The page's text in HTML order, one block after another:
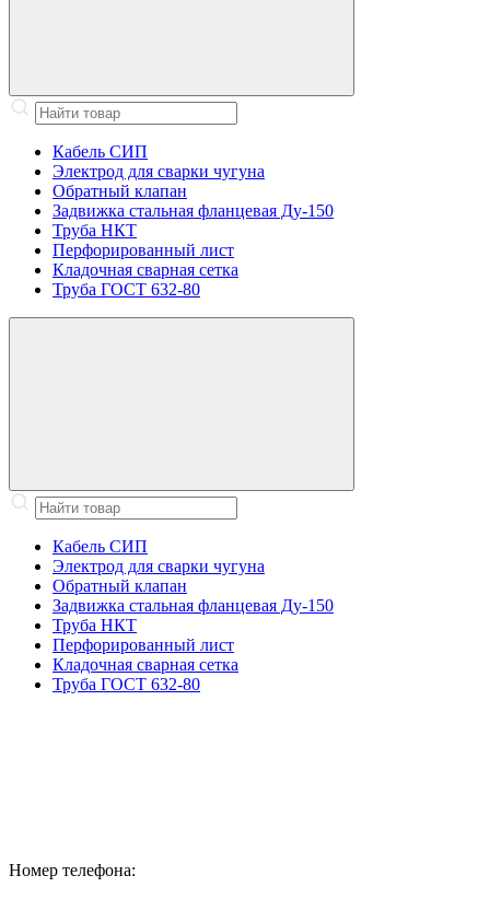
Кабель СИП
Электрод для сварки чугуна
Обратный клапан
Задвижка стальная фланцевая Ду-150
Труба НКТ
Перфорированный лист
Кладочная сварная сетка
Труба ГОСТ 632-80
Кабель СИП
Электрод для сварки чугуна
Обратный клапан
Задвижка стальная фланцевая Ду-150
Труба НКТ
Перфорированный лист
Кладочная сварная сетка
Труба ГОСТ 632-80
Номер телефона: